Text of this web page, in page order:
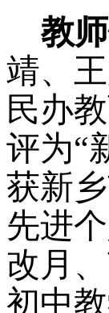
教师
靖、
民办
评为“
获新
先进
改月
初中